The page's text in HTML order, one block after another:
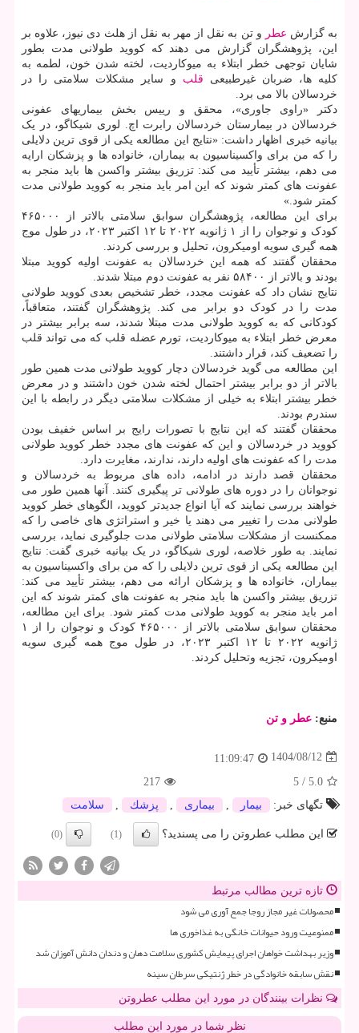
به گزارش عطر و تن به نقل از مهر به نقل از هلث دی نیوز، علاوه بر
این، پژوهشگران گزارش می دهند که کووید طولانی مدت بطور
شایان توجهی خطر ابتلاء به میوکاردیت، لخته شدن خون، لطمه به
کلیه ها، ضربان غیرطبیعی قلب و سایر مشکلات سلامتی را در
خردسالان بالا می برد.
دکتر «راوی جاوری»، محقق و رییس بخش بیماریهای عفونی
خردسالان در بیمارستان خردسالان رابرت اچ. لوری شیکاگو، در یک
بیانیه خبری اظهار داشت: «نتایج این مطالعه یکی از قوی ترین دلایلی
را که من برای واکسیناسیون به بیماران، خانواده ها و پزشکان ارایه
می دهم، بیشتر تأیید می کند: تزریق بیشتر واکسن ها باید منجر به
عفونت های کمتر شوند که این امر باید منجر به کووید طولانی مدت
کمتر شود.»
برای این مطالعه، پژوهشگران سوابق سلامتی بالاتر از ۴۶۵۰۰۰
کودک و نوجوان را از ۱ ژانویه ۲۰۲۲ تا ۱۲ اکتبر ۲۰۲۳، در طول موج
همه گیری سویه اومیکرون، تحلیل و بررسی کردند.
محققان گفتند که همه این خردسالان به عفونت اولیه کووید مبتلا
بودند و بالاتر از ۵۸۴۰۰ نفر به عفونت دوم مبتلا شدند.
نتایج نشان داد که عفونت مجدد، خطر تشخیص بعدی کووید طولانی
مدت را در کودک دو برابر می کند. پژوهشگران گفتند، متعاقباً،
کودکانی که به کووید طولانی مدت مبتلا شدند، سه برابر بیشتر در
معرض خطر ابتلاء به میوکاردیت، تورم عضله قلب که می تواند قلب
را تضعیف کند، قرار داشتند.
این مطالعه می گوید خردسالان دچار کووید طولانی مدت همین طور
بالاتر از دو برابر بیشتر احتمال لخته شدن خون داشتند و در معرض
خطر بیشتر ابتلاء به خیلی از مشکلات سلامتی دیگر در رابطه با این
سندرم بودند.
محققان گفتند که این نتایج با تصورات رایج بر اساس خفیف بودن
کووید در خردسالان و این که عفونت های مجدد خطر کووید طولانی
مدت را که عفونت های اولیه دارند، ندارند، مغایرت دارد.
محققان قصد دارند در ادامه، داده های مربوط به خردسالان و
نوجوانان را در دوره های طولانی تر پیگیری کنند. آنها همین طور می
خواهند بررسی نمایند که آیا انواع جدیدتر کووید، الگوهای خطر کووید
طولانی مدت را تغییر می دهند یا خیر و استراتژی های خاصی را که
ممکنست از مشکلات سلامتی طولانی مدت جلوگیری نماید، بررسی
نمایند. به طور خلاصه، لوری شیکاگو، در یک بیانیه خبری گفت: نتایج
این مطالعه یکی از قوی ترین دلایلی را که من برای واکسیناسیون به
بیماران، خانواده ها و پزشکان ارائه می دهم، بیشتر تأیید می کند:
تزریق بیشتر واکسن ها باید منجر به عفونت های کمتر شوند که این
امر باید منجر به کووید طولانی مدت کمتر شود. برای این مطالعه،
محققان سوابق سلامتی بالاتر از ۴۶۵۰۰۰ کودک و نوجوان را از ۱
ژانویه ۲۰۲۲ تا ۱۲ اکتبر ۲۰۲۳، در طول موج همه گیری سویه
اومیکرون، تجزیه وتحلیل کردند.
منبع: عطر و تن
1404/08/12
11:09:47
5.0
/
5
217
تگهای خبر:
بیمار بیماری پزشك سلامت
این مطلب عطروتن را می پسندید؟ (1)
(0)
تازه ترین مطالب مرتبط
محصولات غیر مجاز روجا جمع آوری می شود
ممنوعیت ورود حیوانات خانگی به غذاخوری ها
وزیر بهداشت خواهان اجرای پیمایش کشوری سلامت دهان و دندان دانش آموزان شد
نقش سابقه خانوادگی در خطر ژنتیکی سرطان سینه
نظرات بینندگان در مورد این مطلب عطروتن
نظر شما در مورد این مطلب